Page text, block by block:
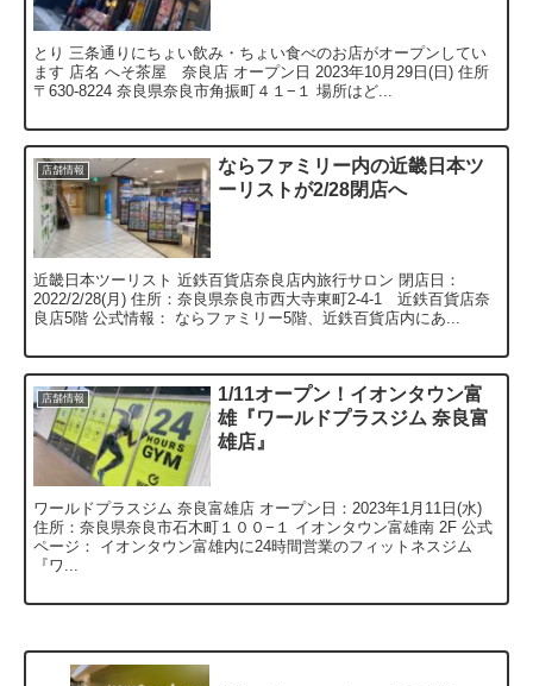
とり 三条通りにちょい飲み・ちょい食べのお店がオープンしてい
ます 店名 へそ茶屋 奈良店 オープン日 2023年10月29日(日) 住所
〒630-8224 奈良県奈良市角振町４１−１ 場所はど...
店舗情報
ならファミリー内の近畿日本ツ
ーリストが2/28閉店へ
近畿日本ツーリスト 近鉄百貨店奈良店内旅行サロン 閉店日：
2022/2/28(月) 住所：奈良県奈良市西大寺東町2-4-1 近鉄百貨店奈
良店5階 公式情報： ならファミリー5階、近鉄百貨店内にあ...
店舗情報
1/11オープン！イオンタウン富
雄『ワールドプラスジム 奈良富
雄店』
ワールドプラスジム 奈良富雄店 オープン日：2023年1月11日(水)
住所：奈良県奈良市石木町１００−１ イオンタウン富雄南 2F 公式
ページ： イオンタウン富雄内に24時間営業のフィットネスジム
『ワ...